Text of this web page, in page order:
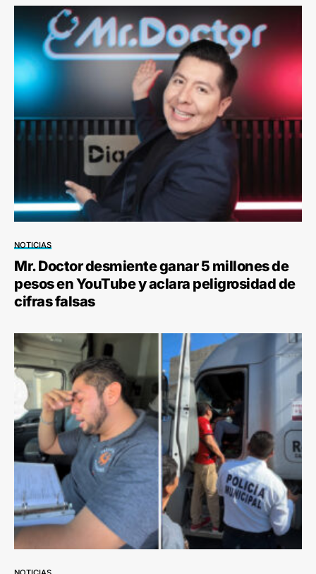
NOTICIAS
Mr. Doctor desmiente ganar 5 millones de
pesos en YouTube y aclara peligrosidad de
cifras falsas